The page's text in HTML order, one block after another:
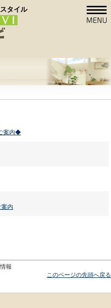
タイル
案内◆
内
報
このページの先頭へ戻る